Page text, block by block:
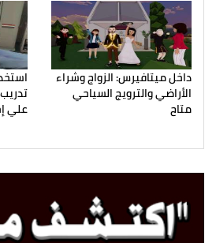
داخل ميتافيرس: الزواج وشراء
الأراضي والترويج السياحي
متاح علي